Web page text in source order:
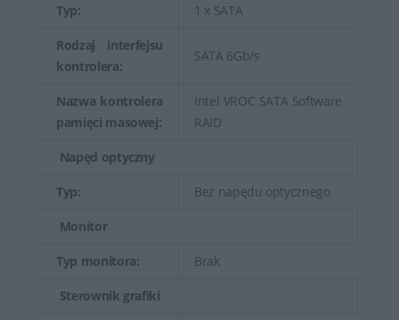
Typ: 1 x SATA
Rodzaj interfejsu
kontrolera:
SATA 6Gb/s
Nazwa kontrolera
pamięci masowej:
Intel VROC SATA Software
RAID
Napęd optyczny
Typ: Bez napędu optycznego
Monitor
Typ monitora: Brak
Sterownik grafiki